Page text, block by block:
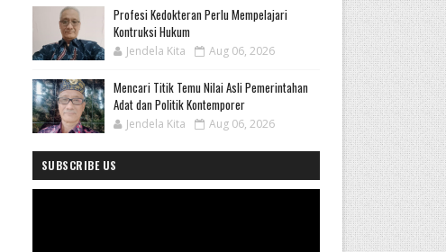
Profesi Kedokteran Perlu Mempelajari
Kontruksi Hukum
Jendela Kita Aug 06, 2026
Mencari Titik Temu Nilai Asli Pemerintahan
Adat dan Politik Kontemporer
Jendela Kita Aug 06, 2026
SUBSCRIBE US